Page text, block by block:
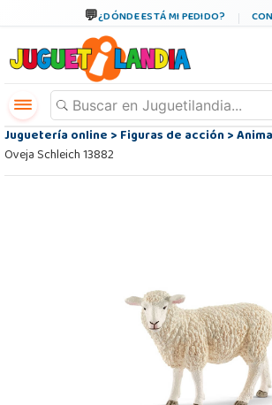
¿DÓNDE ESTÁ MI PEDIDO?
Juguetería online>Figuras de acción>
Oveja Schleich 13882